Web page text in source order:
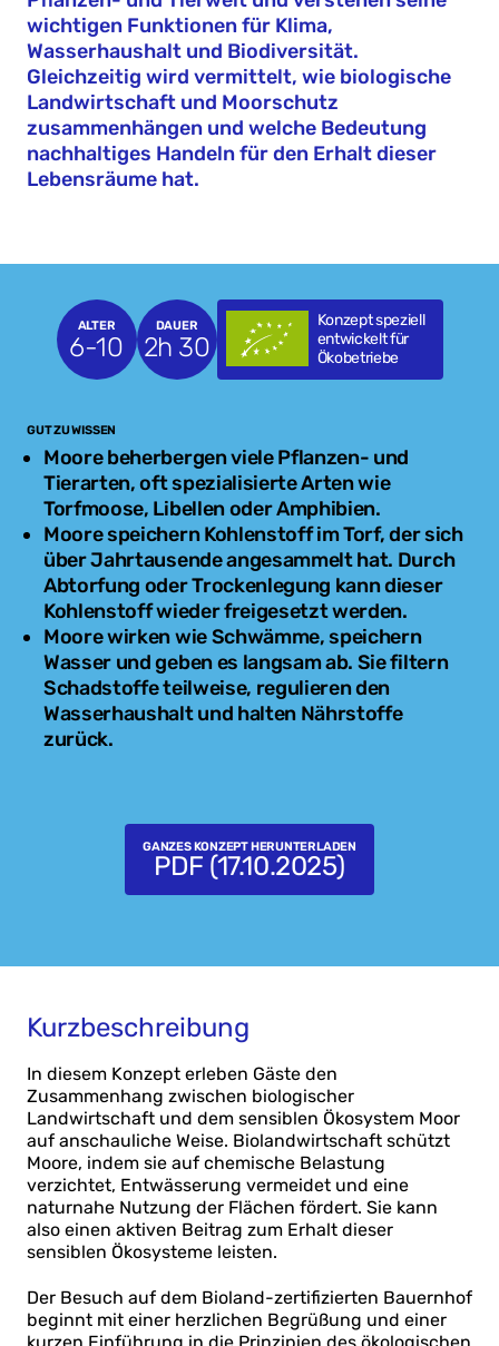
wichtigen Funktionen für Klima,
Wasserhaushalt und Biodiversität.
Gleichzeitig wird vermittelt, wie biologische
Landwirtschaft und Moorschutz
zusammenhängen und welche Bedeutung
nachhaltiges Handeln für den Erhalt dieser
Lebensräume hat.
ALTER
6-10
DAUER
2h 30
Konzept speziell
entwickelt für
Ökobetriebe
GUT ZU WISSEN
Moore beherbergen viele Pflanzen- und
Tierarten, oft spezialisierte Arten wie
Torfmoose, Libellen oder Amphibien.
Moore speichern Kohlenstoff im Torf, der sich
über Jahrtausende angesammelt hat. Durch
Abtorfung oder Trockenlegung kann dieser
Kohlenstoff wieder freigesetzt werden.
Moore wirken wie Schwämme, speichern
Wasser und geben es langsam ab. Sie filtern
Schadstoffe teilweise, regulieren den
Wasserhaushalt und halten Nährstoffe
zurück.
GANZES KONZEPT HERUNTERLADEN
PDF (17.10.2025)
Kurzbeschreibung
In diesem Konzept erleben Gäste den
Zusammenhang zwischen biologischer
Landwirtschaft und dem sensiblen Ökosystem Moor
auf anschauliche Weise. Biolandwirtschaft schützt
Moore, indem sie auf chemische Belastung
verzichtet, Entwässerung vermeidet und eine
naturnahe Nutzung der Flächen fördert. Sie kann
also einen aktiven Beitrag zum Erhalt dieser
sensiblen Ökosysteme leisten.
Der Besuch auf dem Bioland-zertifizierten Bauernhof
beginnt mit einer herzlichen Begrüßung und einer